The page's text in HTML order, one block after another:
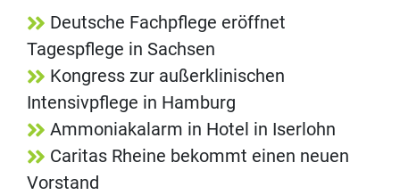
Deutsche Fachpflege eröffnet
Tagespflege in Sachsen
Kongress zur außerklinischen
Intensivpflege in Hamburg
Ammoniakalarm in Hotel in Iserlohn
Caritas Rheine bekommt einen neuen
Vorstand